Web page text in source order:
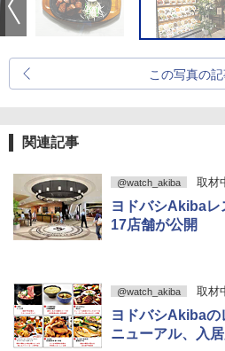
この写真の
関連記事
@watch_akiba 取材
ヨドバシAkibaレ
17店舗が公開
@watch_akiba 取材
ヨドバシAkibaの
ニューアル、入